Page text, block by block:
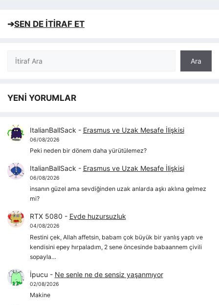
➔SEN DE İTİRAF ET
Ara
Ara
YENİ YORUMLAR
ItalianBallSack - Erasmus ve Uzak Mesafe İlişkisi
06/08/2026
Peki neden bir dönem daha yürütülemez?
ItalianBallSack - Erasmus ve Uzak Mesafe İlişkisi
06/08/2026
insanın güzel ama sevdiğinden uzak anlarda aşkı aklına gelmez
mi?
RTX 5080 - Evde huzursuzluk
04/08/2026
Restini çek, Allah affetsin, babam çok büyük bir yanlış yaptı ve
kendisini epey hırpaladım, 2 sene öncesinde babaannem çivili
sopayla…
İpucu - Ne senle ne de sensiz yaşanmıyor
02/08/2026
Makine